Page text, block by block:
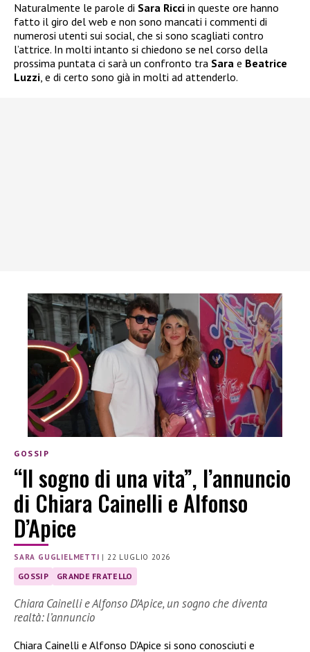
Naturalmente le parole di Sara Ricci in queste ore hanno
fatto il giro del web e non sono mancati i commenti di
numerosi utenti sui social, che si sono scagliati contro
l’attrice. In molti intanto si chiedono se nel corso della
prossima puntata ci sarà un confronto tra Sara e Beatrice
Luzzi, e di certo sono già in molti ad attenderlo.
GOSSIP
“Il sogno di una vita”, l’annuncio
di Chiara Cainelli e Alfonso
D’Apice
SARA GUGLIELMETTI | 22 LUGLIO 2026
GOSSIP GRANDE FRATELLO
Chiara Cainelli e Alfonso D’Apice, un sogno che diventa
realtà: l’annuncio
Chiara Cainelli e Alfonso D’Apice si sono conosciuti e